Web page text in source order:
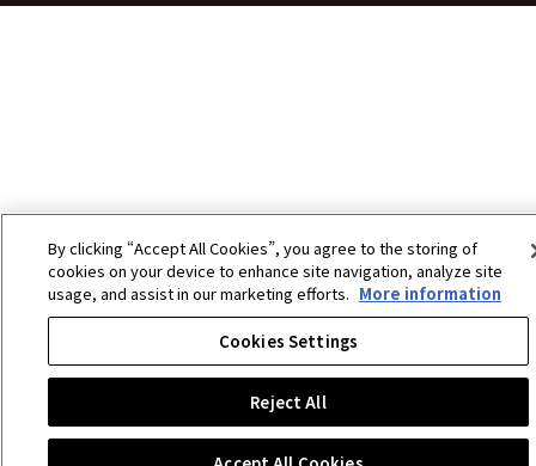
By clicking “Accept All Cookies”, you agree to the storing of
cookies on your device to enhance site navigation, analyze site
usage, and assist in our marketing efforts. More information
Cookies Settings
Reject All